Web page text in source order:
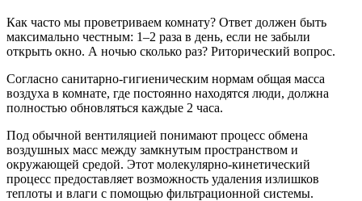
Как часто мы проветриваем комнату? Ответ должен быть
максимально честным: 1–2 раза в день, если не забыли
открыть окно. А ночью сколько раз? Риторический вопрос.
Согласно санитарно-гигиеническим нормам общая масса
воздуха в комнате, где постоянно находятся люди, должна
полностью обновляться каждые 2 часа.
Под обычной вентиляцией понимают процесс обмена
воздушных масс между замкнутым пространством и
окружающей средой. Этот молекулярно-кинетический
процесс предоставляет возможность удаления излишков
теплоты и влаги с помощью фильтрационной системы.